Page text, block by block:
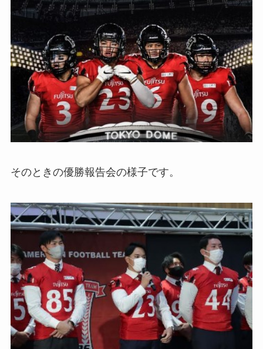
そのときの優勝報告会の様子です。